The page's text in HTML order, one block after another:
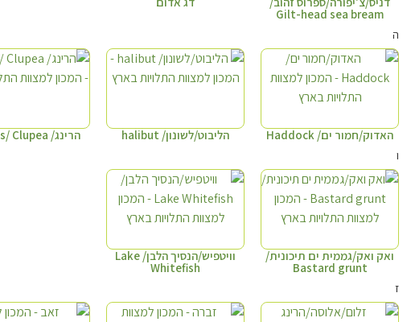
Gilt-head sea bream
ה
האדוק/חמור ים/ Haddock הליבוט/לשונון/ halibut
הרינג/ herrings/ Clupea
ו
ואק ואק/גממית ים תיכונית/
Bastard grunt
וויטפיש/הנסיך הלבן/ Lake
Whitefish
ז